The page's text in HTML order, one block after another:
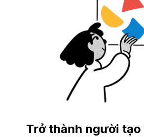
Trở thành người tạo